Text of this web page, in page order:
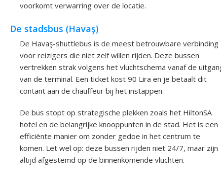
voorkomt verwarring over de locatie.
De stadsbus (Havaş)
De Havaş-shuttlebus is de meest betrouwbare verbinding
voor reizigers die niet zelf willen rijden. Deze bussen
vertrekken strak volgens het vluchtschema vanaf de
van de terminal. Een ticket kost 90 Lira en je betaalt dit
contant aan de chauffeur bij het instappen.
De bus stopt op strategische plekken zoals het HiltonSA
hotel en de belangrijke knooppunten in de stad. Het is een
efficiënte manier om zonder gedoe in het centrum te
komen. Let wel op: deze bussen rijden niet 24/7, maar zijn
altijd afgestemd op de binnenkomende vluchten.